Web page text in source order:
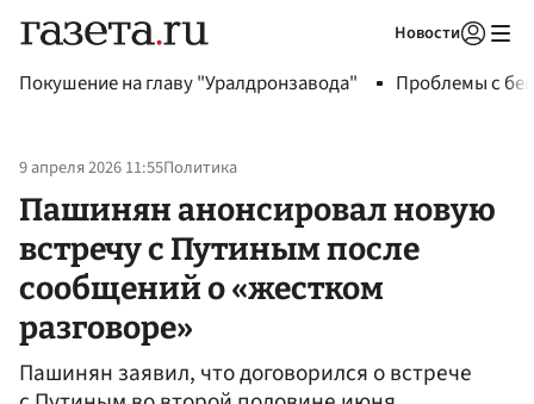
Новости
Покушение на главу "Уралдронзавода" Проблемы с
9 апреля 2026 11:55Политика
Пашинян анонсировал новую
встречу с Путиным после
сообщений о «жестком
разговоре»
Пашинян заявил, что договорился о встрече